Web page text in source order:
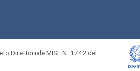
Direttoriale MISE N. 1742 del